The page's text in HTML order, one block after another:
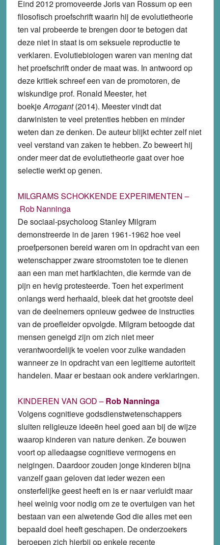
Eind 2012 promoveerde Joris van Rossum op een
filosofisch proefschrift waarin hij de evolutietheorie
ten val probeerde te brengen door te betogen dat
deze niet in staat is om seksuele reproductie te
verklaren. Evolutiebiologen waren van mening dat
het proefschrift onder de maat was. In antwoord op
deze kritiek schreef een van de promotoren, de
wiskundige prof. Ronald Meester, het
boekjeArrogant(2014). Meester vindt dat
darwinisten te veel pretenties hebben en minder
weten dan ze denken. De auteur blijkt echter zelf niet
veel verstand van zaken te hebben. Zo beweert hij
onder meer dat de evolutietheorie gaat over hoe
selectie werkt op genen.
MILGRAMS SCHOKKENDE EXPERIMENTEN –
Rob Nanninga
De sociaal-psycholoog Stanley Milgram
demonstreerde in de jaren 1961-1962 hoe veel
proefpersonen bereid waren om in opdracht van een
wetenschapper zware stroomstoten toe te dienen
aan een man met hartklachten, die kermde van de
pijn en hevig protesteerde. Toen het experiment
onlangs werd herhaald, bleek dat het grootste deel
van de deelnemers opnieuw gedwee de instructies
van de proefleider opvolgde. Milgram betoogde dat
mensen geneigd zijn om zich niet meer
verantwoordelijk te voelen voor zulke wandaden
wanneer ze in opdracht van een legitieme autoriteit
handelen. Maar er bestaan ook andere verklaringen.
KINDEREN VAN GOD – Rob Nanninga
Volgens cognitieve godsdienstwetenschappers
sluiten religieuze ideeën heel goed aan bij de wijze
waarop kinderen van nature denken. Ze bouwen
voort op alledaagse cognitieve vermogens en
neigingen. Daardoor zouden jonge kinderen bijna
vanzelf gaan geloven dat ieder wezen een
onsterfelijke geest heeft en is er naar verluidt maar
heel weinig voor nodig om ze te overtuigen van het
bestaan van een alwetende God die alles met een
bepaald doel heeft geschapen. De onderzoekers
beroepen zich hierbij op enkele recente